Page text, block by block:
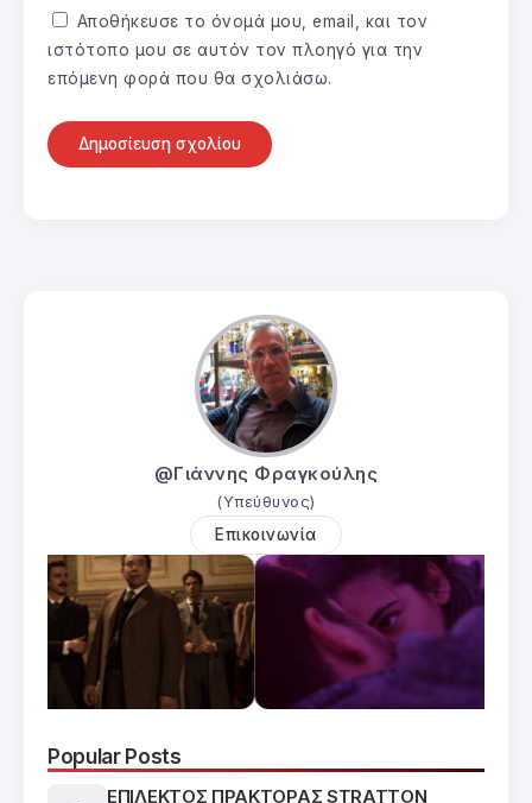
Αποθήκευσε το όνομά μου, email, και τον
ιστότοπο μου σε αυτόν τον πλοηγό για την
επόμενη φορά που θα σχολιάσω.
@Γιάννης Φραγκούλης
(Υπεύθυνος)
Επικοινωνία
Popular Posts
ΕΠΙΛΕΚΤΟΣ ΠΡΑΚΤΟΡΑΣ STRATTON